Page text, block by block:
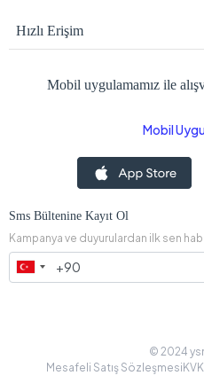
Hızlı Erişim
Mobil uygulamamız ile
Mobil
Sms Bültenine Kayıt Ol
Kampanya ve duyurulardan ilk sen
© 2024
Mesafeli Satış Sözleşmesi